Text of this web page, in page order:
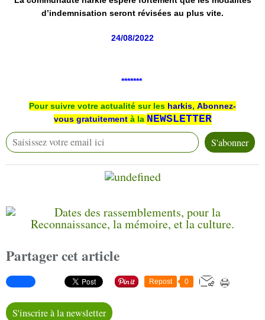
d’indemnisation seront révisées au plus vite.
24/08/2022
*******
Pour suivre votre actualité sur les harkis, Abonnez-
vous gratuitement à la NEWSLETTER
Partager cet article
Repost 0
S'inscrire à la newsletter